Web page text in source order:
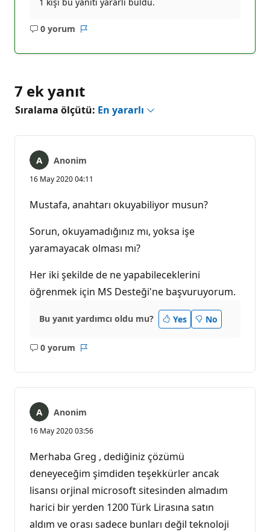
0 yorum
Açıklama
7 ek yanıt
Sıralama ölçütü: En yararlı
Anonim
16 May 2020 04:11
Mustafa, anahtarı okuyabiliyor musun?
Sorun, okuyamadığınız mı, yoksa işe
yaramayacak olması mı?
Her iki şekilde de ne yapabileceklerini
öğrenmek için MS Desteği'ne başvuruyorum.
Bu yanıt yardımcı oldu mu? Yes No
0 yorum
Açıklama
Anonim
16 May 2020 03:56
Merhaba Greg , dediğiniz çözümü
deneyeceğim şimdiden teşekkürler ancak
lisansı orjinal microsoft sitesinden almadım
harici bir yerden 1200 Türk Lirasına satın
aldım ve orası sadece bunları değil teknoloji